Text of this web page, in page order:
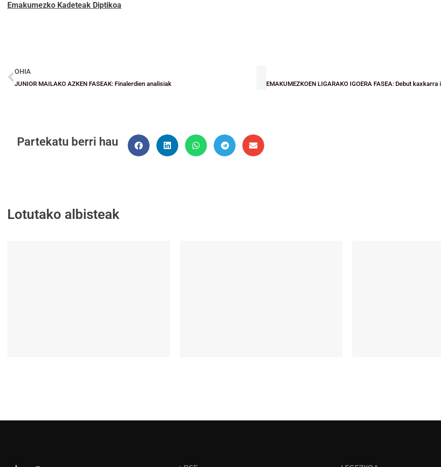
Emakumezko Kadeteak Diptikoa
OHIA
JUNIOR MAILAKO AZKEN FASEAK: Finalerdien analisiak
Partekatu berri hau
Lotutako albisteak